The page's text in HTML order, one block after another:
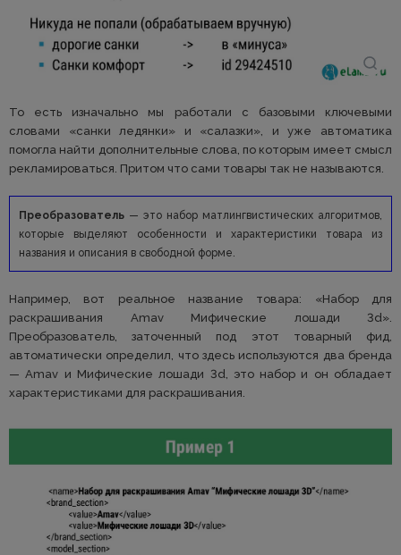
То есть изначально мы работали с базовыми ключевыми
словами «санки ледянки» и «салазки», и уже автоматика
помогла найти дополнительные слова, по которым имеет смысл
рекламироваться. Притом что сами товары так не называются.
Преобразователь — это набор матлингвистических алгоритмов,
которые выделяют особенности и характеристики товара из
названия и описания в свободной форме.
Например, вот реальное название товара: «Набор для
раскрашивания Amav Мифические лошади 3d».
Преобразователь, заточенный под этот товарный фид,
автоматически определил, что здесь используются два бренда
— Amav и Мифические лошади 3d, это набор и он обладает
характеристиками для раскрашивания.